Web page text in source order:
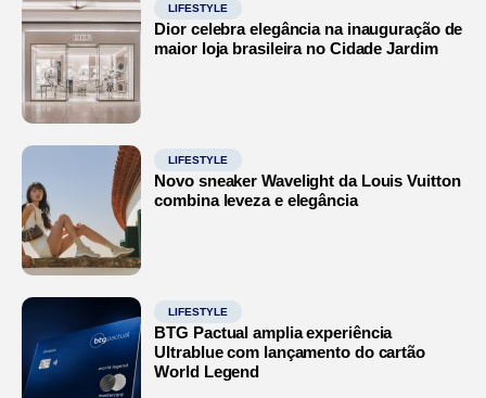
LIFESTYLE
Dior celebra elegância na inauguração de
maior loja brasileira no Cidade Jardim
LIFESTYLE
Novo sneaker Wavelight da Louis Vuitton
combina leveza e elegância
LIFESTYLE
BTG Pactual amplia experiência
Ultrablue com lançamento do cartão
World Legend